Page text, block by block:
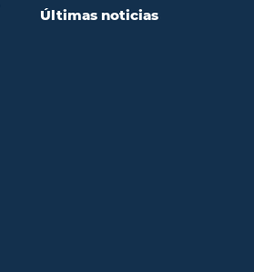
Últimas noticias